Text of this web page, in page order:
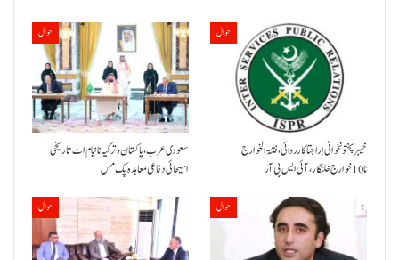
حوال
سعودی عرب، پاکستان و ترکیہ نا نیام اٹ تاریخی
اسیجائی دفاعی معاہدہ پک مس
حوال
خیبر پختونخوا ٹی اِرا جتا کارروائی، فتنۃ الخوارج
نا 10خوارج خلنگار،آئی ایس پی آر
حوال حوال